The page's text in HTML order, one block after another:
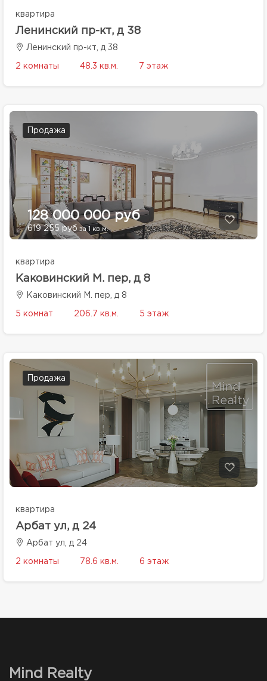
квартира
Ленинский пр-кт, д 38
Ленинский пр-кт, д 38
2 комнаты 48.3 кв.м. 7 этаж
Продажа
128 000 000 руб
619 255 руб за 1 кв.м.
квартира
Каковинский М. пер, д 8
Каковинский М. пер, д 8
5 комнат 206.7 кв.м. 5 этаж
Продажа
квартира
Арбат ул, д 24
Арбат ул, д 24
2 комнаты 78.6 кв.м. 6 этаж
Mind Realty